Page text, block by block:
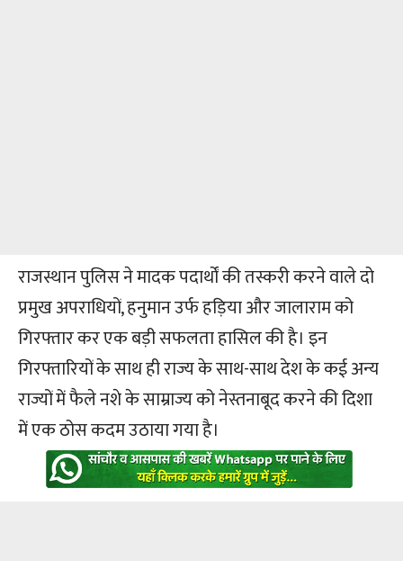
राजस्थान पुलिस ने मादक पदार्थों की तस्करी करने वाले दो
प्रमुख अपराधियों, हनुमान उर्फ हड़िया और जालाराम को
गिरफ्तार कर एक बड़ी सफलता हासिल की है। इन
गिरफ्तारियों के साथ ही राज्य के साथ-साथ देश के कई अन्य
राज्यों में फैले नशे के साम्राज्य को नेस्तनाबूद करने की दिशा
में एक ठोस कदम उठाया गया है।